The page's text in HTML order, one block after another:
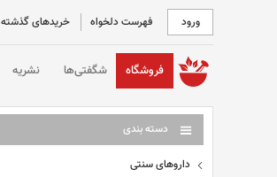
ورود فهرست دلخواه خریدهای گذشته
خانه فروشگاه شگفتی‌ها نشریه
دسته بندی
داروهای سنتی